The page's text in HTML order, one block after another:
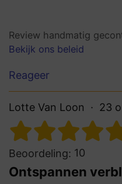
Review handmatig
Bekijk ons beleid
Reageer
Lotte Van Loon 23
Beoordeling: 10
Ontspannen